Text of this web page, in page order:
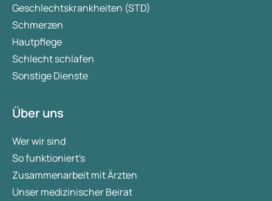
Geschlechtskrankheiten (STD)
Schmerzen
Hautpflege
Schlecht schlafen
Sonstige Dienste
Über uns
Wer wir sind
So funktioniert's
Zusammenarbeit mit Ärzten
Unser medizinischer Beirat